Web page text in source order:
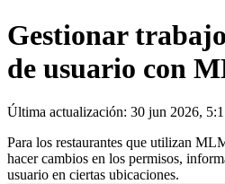
Gestionar
de usuario con
Última actualización: 30 jun 2026,
Para los restaurantes que utilizan
hacer cambios en los permisos,
usuario en ciertas ubicaciones.